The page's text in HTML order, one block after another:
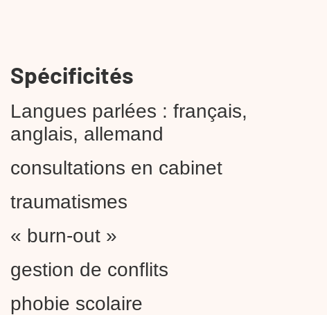
Spécificités
Langues parlées : français,
anglais, allemand
consultations en cabinet
traumatismes
« burn-out »
gestion de conflits
phobie scolaire